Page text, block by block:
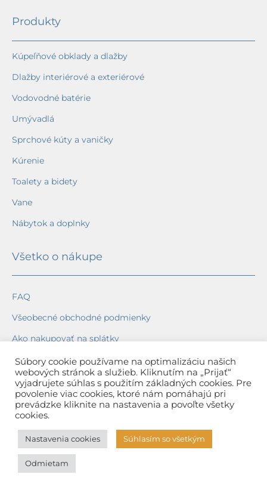
Produkty
Kúpeľňové obklady a dlažby
Dlažby interiérové a exteriérové
Vodovodné batérie
Umývadlá
Sprchové kúty a vaničky
Kúrenie
Toalety a bidety
Vane
Nábytok a doplnky
Všetko o nákupe
FAQ
Všeobecné obchodné podmienky
Ako nakupovať na splátky
Ochrana osobných údajov
Reklamačný poriadok
Spôsob a cena dopravy
Spôsob platby
Záruka na tovar
Súbory cookie používame na optimalizáciu našich
webových stránok a služieb. Kliknutím na „Prijať“
vyjadrujete súhlas s použitím základných cookies. Pre
povolenie viac cookies, ktoré nám pomáhajú pri
prevádzke kliknite na nastavenia a povoľte všetky
cookies.
Nastavenia cookies Súhlasím so všetkým
Odmietam